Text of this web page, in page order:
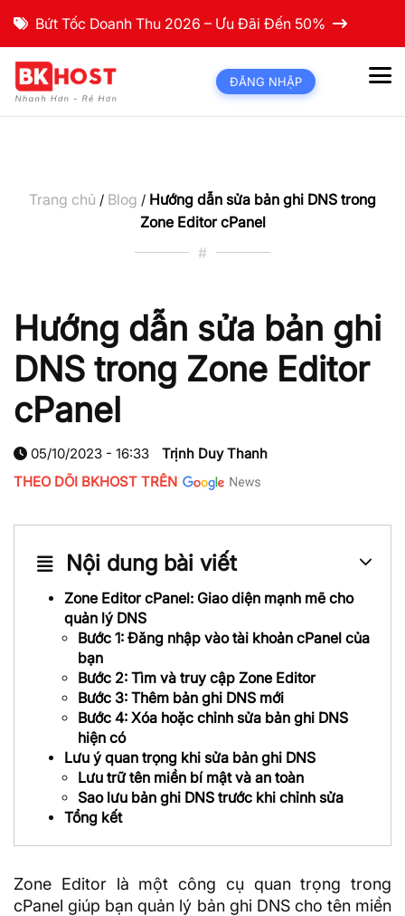
Bứt Tốc Doanh Thu 2026 – Ưu Đãi Đến 50%
ĐĂNG NHẬP
Trang chủ / Blog / Hướng dẫn sửa bản ghi DNS trong
Zone Editor cPanel
#
Hướng dẫn sửa bản ghi
DNS trong Zone Editor
cPanel
05/10/2023 - 16:33
Trịnh Duy Thanh
THEO DÕI BKHOST TRÊN
Nội dung bài viết
Zone Editor cPanel: Giao diện mạnh mẽ cho
quản lý DNS
Bước 1: Đăng nhập vào tài khoản cPanel của
bạn
Bước 2: Tìm và truy cập Zone Editor
Bước 3: Thêm bản ghi DNS mới
Bước 4: Xóa hoặc chỉnh sửa bản ghi DNS
hiện có
Lưu ý quan trọng khi sửa bản ghi DNS
Lưu trữ tên miền bí mật và an toàn
Sao lưu bản ghi DNS trước khi chỉnh sửa
Tổng kết
Zone Editor là một công cụ quan trọng trong
cPanel giúp bạn quản lý bản ghi DNS cho tên miền